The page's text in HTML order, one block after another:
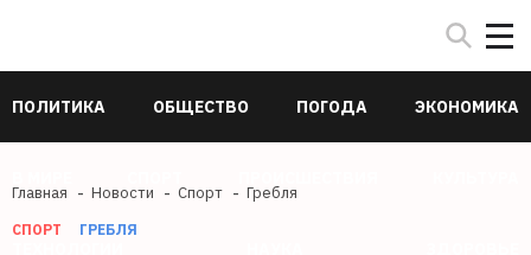
ПОЛИТИКА ОБЩЕСТВО ПОГОДА ЭКОНОМИКА
Главная Новости Спорт Гребля
СПОРТ ГРЕБЛЯ